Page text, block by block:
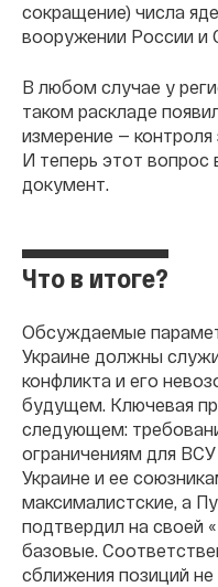
сокращение) числа
вооружении России
В любом случае у
таком раскладе
измерение —
И теперь этот вопрос
документ.
Что в итоге?
Обсуждаемые
Украине должны
конфликта и его
будущем. Ключевая
следующем:
ограничениям для
Украине и ее
максималистские, а
подтвердил на своей
базовые.
сближения позиций